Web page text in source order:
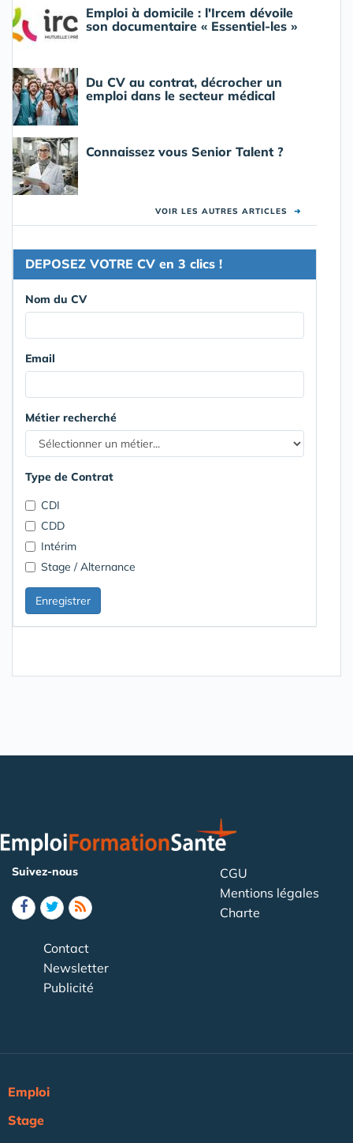
Emploi à domicile : l'Ircem dévoile
son documentaire « Essentiel-les »
Du CV au contrat, décrocher un
emploi dans le secteur médical
Connaissez vous Senior Talent ?
VOIR LES AUTRES ARTICLES ➜
DEPOSEZ VOTRE CV en 3 clics !
Nom du CV
Email
Métier recherché
Type de Contrat
CDI
CDD
Intérim
Stage / Alternance
Suivez-nous
CGU
Mentions légales
Charte
Contact
Newsletter
Publicité
Emploi
Stage